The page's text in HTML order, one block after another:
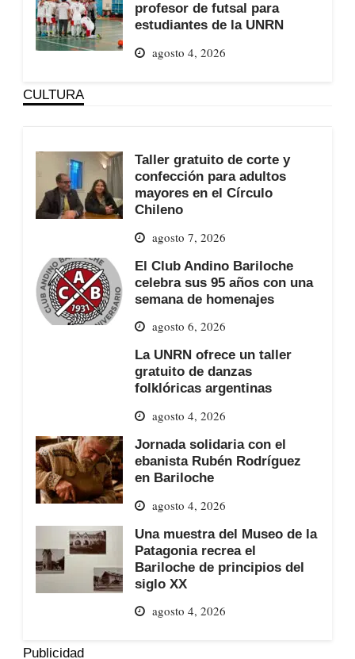
profesor de futsal para
estudiantes de la UNRN
agosto 4, 2026
CULTURA
Taller gratuito de corte y
confección para adultos
mayores en el Círculo
Chileno
agosto 7, 2026
El Club Andino Bariloche
celebra sus 95 años con una
semana de homenajes
agosto 6, 2026
La UNRN ofrece un taller
gratuito de danzas
folklóricas argentinas
agosto 4, 2026
Jornada solidaria con el
ebanista Rubén Rodríguez
en Bariloche
agosto 4, 2026
Una muestra del Museo de la
Patagonia recrea el
Bariloche de principios del
siglo XX
agosto 4, 2026
Publicidad